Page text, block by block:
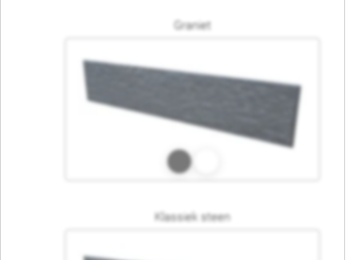
Graniet
Klassiek steen